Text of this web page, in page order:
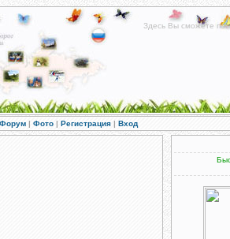
Здесь Вы сможете
Форум | Фото | Регистрация | Вход